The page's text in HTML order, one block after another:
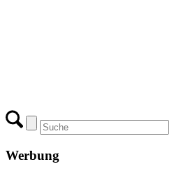
Werbung